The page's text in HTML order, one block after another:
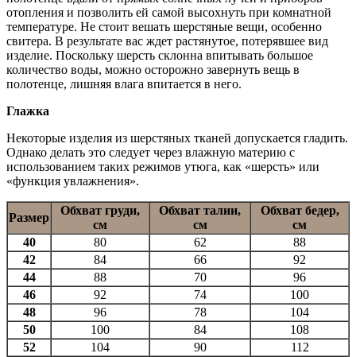
отопления и позволить ей самой высохнуть при комнатной
температуре. Не стоит вешать шерстяные вещи, особенно
свитера. В результате вас ждет растянутое, потерявшее вид
изделие. Поскольку шерсть склонна впитывать большое
количество воды, можно осторожно завернуть вещь в
полотенце, лишняя влага впитается в него.
Глажка
Некоторые изделия из шерстяных тканей допускается гладить.
Однако делать это следует через влажную материю с
использованием таких режимов утюга, как «шерсть» или
«функция увлажнения».
Размер
Обхват груди,
см
Обхват талии,
см
Обхват бедер,
см
40
80 62
88
42
84 66
92
44
88 70
96
46
92 74
100
48
96 78
104
50
100 84
108
52
104 90
112